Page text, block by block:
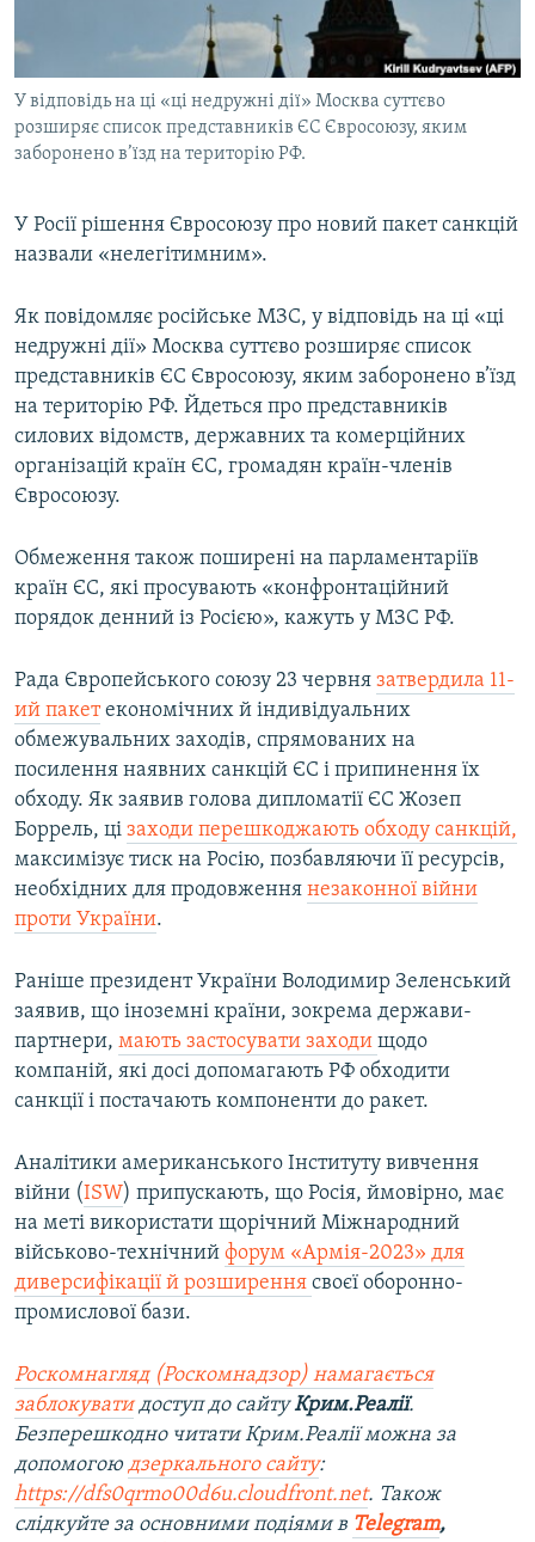
ВІДЕОУРОКИ «ELIFBE»
УКРАЇНСЬКА ПРОБЛЕМА КРИМУ
ІНФОГРАФІКА
Русский
Qırımtatar
ДОЛУЧАЙСЯ!
Усі сайти RFE/RL
У відповідь на ці «ці недружні дії» Москва суттєво
розширяє список представників ЄС Євросоюзу, яким
заборонено в’їзд на територію РФ.
У Росії рішення Євросоюзу про новий пакет санкцій
назвали «нелегітимним».
Як повідомляє російське МЗС, у відповідь на ці «ці
недружні дії» Москва суттєво розширяє список
представників ЄС Євросоюзу, яким заборонено в’їзд
на територію РФ. Йдеться про представників
силових відомств, державних та комерційних
організацій країн ЄС, громадян країн-членів
Євросоюзу.
Обмеження також поширені на парламентаріїв
країн ЄС, які просувають «конфронтаційний
порядок денний із Росією», кажуть у МЗС РФ.
Рада Європейського союзу 23 червня затвердила 11-
ий пакетекономічних й індивідуальних
обмежувальних заходів, спрямованих на
посилення наявних санкцій ЄС і припинення їх
обходу. Як заявив голова дипломатії ЄС Жозеп
Боррель, ці заходи перешкоджають обходу санкцій,
максимізує тиск на Росію, позбавляючи її ресурсів,
необхідних для продовження незаконної війни
проти України.
Раніше президент України Володимир Зеленський
заявив, що іноземні країни, зокрема держави-
партнери, мають застосувати заходи щодо
компаній, які досі допомагають РФ обходити
санкції і постачають компоненти до ракет.
Аналітики американського Інституту вивчення
війни (ISW) припускають, що Росія, ймовірно, має
на меті використати щорічний Міжнародний
військово-технічний форум «Армія-2023» для
диверсифікації й розширення своєї оборонно-
промислової бази.
Роскомнагляд (Роскомнадзор) намагається
заблокуватидоступ до сайтуКрим.Реалії.
Безперешкодно читати Крим.Реалії можна за
допомогою дзеркального сайту:
https://dfs0qrmo00d6u.cloudfront.net. Також
слідкуйте за основними подіями в Telegram,